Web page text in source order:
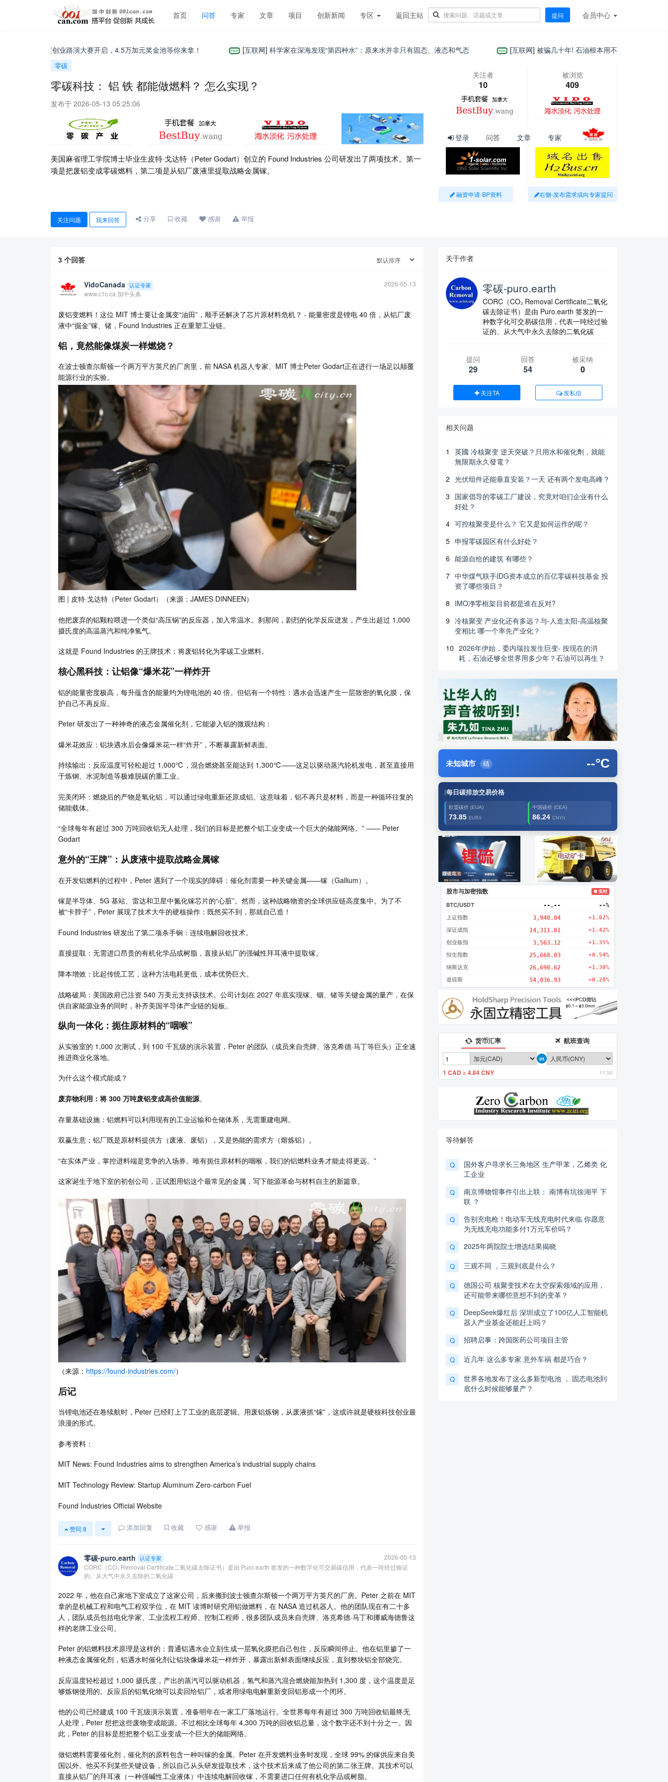
首页 问答 专家 文章 项目 创新新闻 专区 返回主站 提问 会员中心
年度创业路演大赛开启，4.5万加元奖金池等你来拿！ 互联网] 科学家在深海发现“第四种水”：原来水并非只有固态、液态和气态 互联网] 被骗几十年! 石油根本用不完? 原来石油根本不是
零碳
零碳科技： 铝 铁 都能做燃料？ 怎么实现？
发布于 2026-05-13 05:25:06
美国麻省理工学院博士毕业生皮特·戈达特（Peter Godart）创立的 Found Industries 公司研发出了两项技术。第一
项是把废铝变成零碳燃料，第二项是从铝厂废液里提取战略金属镓。
关注者
10
被浏览
409
登录 问答 文章 专家
融资申请-BP资料 右侧-发布需求或向专家提问
关注问题 我来回答 分享 收藏 感谢 举报
3 个回答
VidoCanada 认证专家
2026-05-13
www.c1c.ca 加中头条
废铝变燃料！这位 MIT 博士要让金属变“油田”，顺手还解决了芯片原材料危机？ - 能量密度是锂电 40 倍，从铝厂废
液中“掘金”镓、锗，Found Industries 正在重塑工业链。
铝，竟然能像煤炭一样燃烧？
在波士顿查尔斯顿一个两万平方英尺的厂房里，前 NASA 机器人专家、MIT 博士Peter Godart正在进行一场足以颠覆
能源行业的实验。
图 | 皮特·戈达特（Peter Godart）（来源：JAMES DINNEEN）
他把废弃的铝颗粒喂进一个类似“高压锅”的反应器，加入常温水。刹那间，剧烈的化学反应迸发，产生出超过 1,000
摄氏度的高温蒸汽和纯净氢气。
这就是 Found Industries 的王牌技术：将废铝转化为零碳工业燃料。
核心黑科技：让铝像“爆米花”一样炸开
铝的能量密度极高，每升蕴含的能量约为锂电池的 40 倍。但铝有一个特性：遇水会迅速产生一层致密的氧化膜，保
护自己不再反应。
Peter 研发出了一种神奇的液态金属催化剂，它能渗入铝的微观结构：
爆米花效应：铝块遇水后会像爆米花一样“炸开”，不断暴露新鲜表面。
持续输出：反应温度可轻松超过 1,000℃，混合燃烧甚至能达到 1,300℃——这足以驱动蒸汽轮机发电，甚至直接用
于炼钢、水泥制造等极难脱碳的重工业。
完美闭环：燃烧后的产物是氧化铝，可以通过绿电重新还原成铝。这意味着，铝不再只是材料，而是一种循环往复的
储能载体。
“全球每年有超过 300 万吨回收铝无人处理，我们的目标是把整个铝工业变成一个巨大的储能网络。” —— Peter
Godart
意外的“王牌”：从废液中提取战略金属镓
在开发铝燃料的过程中，Peter 遇到了一个现实的障碍：催化剂需要一种关键金属——镓（Gallium）。
镓是半导体、5G 基站、雷达和卫星中氮化镓芯片的“心脏”。然而，这种战略物资的全球供应链高度集中。为了不
被“卡脖子”，Peter 展现了技术大牛的硬核操作：既然买不到，那就自己造！
Found Industries 研发出了第二项杀手锏：连续电解回收技术。
直接提取：无需进口昂贵的有机化学品或树脂，直接从铝厂的强碱性拜耳液中提取镓。
降本增效：比起传统工艺，这种方法电耗更低，成本优势巨大。
战略破局：美国政府已注资 540 万美元支持该技术。公司计划在 2027 年底实现镓、铟、锗等关键金属的量产，在保
供自家能源业务的同时，补齐美国半导体产业链的短板。
纵向一体化：扼住原材料的“咽喉”
从实验室的 1,000 次测试，到 100 千瓦级的演示装置，Peter 的团队（成员来自壳牌、洛克希德·马丁等巨头）正全速
推进商业化落地。
为什么这个模式能成？
废弃物利用：将 300 万吨废铝变成高价值能源。
存量基础设施：铝燃料可以利用现有的工业运输和仓储体系，无需重建电网。
双赢生意：铝厂既是原材料提供方（废液、废铝），又是热能的需求方（熔炼铝）。
“在实体产业，掌控进料端是竞争的入场券。唯有扼住原材料的咽喉，我们的铝燃料业务才能走得更远。”
这家诞生于地下室的初创公司，正试图用铝这个最常见的金属，写下能源革命与材料自主的新篇章。
（来源： https://found-industries.com/）
后记
当锂电池还在卷续航时，Peter 已经盯上了工业的底层逻辑。用废铝炼钢，从废液抓“镓”，这或许就是硬核科技创业最
浪漫的形式。
参考资料：
MIT News: Found Industries aims to strengthen America’s industrial supply chains
MIT Technology Review: Startup Aluminum Zero-carbon Fuel
Found Industries Official Website
赞同 8 添加回复 收藏 感谢 举报
零碳-puro.earth 认证专家
2026-05-13
CORC（CO₂ Removal Certificate二氧化碳去除证书）是由 Puro.earth 签发的一种数字化可交易碳信用，代表一吨经过验证
的、从大气中永久去除的二氧化碳
2022 年，他在自己家地下室成立了这家公司，后来搬到波士顿查尔斯顿一个两万平方英尺的厂房。Peter 之前在 MIT
拿的是机械工程和电气工程双学位，在 MIT 读博时研究用铝做燃料，在 NASA 造过机器人。他的团队现在有二十多
人，团队成员包括电化学家、工业流程工程师、控制工程师，很多团队成员来自壳牌、洛克希德·马丁和挪威海德鲁这
样的老牌工业公司。
Peter 的铝燃料技术原理是这样的：普通铝遇水会立刻生成一层氧化膜把自己包住，反应瞬间停止。他在铝里掺了一
种液态金属催化剂，铝遇水时催化剂让铝块像爆米花一样炸开，暴露出新鲜表面继续反应，直到整块铝全部烧完。
反应温度轻松超过 1,000 摄氏度，产出的蒸汽可以驱动机器，氢气和蒸汽混合燃烧能加热到 1,300 度，这个温度是足
够炼钢使用的。反应后的铝氧化物可以卖回给铝厂，或者用绿电电解重新变回铝形成一个闭环。
他的公司已经建成 100 千瓦级演示装置，准备明年在一家工厂落地运行。全世界每年有超过 300 万吨回收铝最终无
人处理，Peter 想把这些废物变成能源。不过相比全球每年 4,300 万吨的回收铝总量，这个数字还不到十分之一。因
此，Peter 的目标是想把整个铝工业变成一个巨大的储能网络。
做铝燃料需要催化剂，催化剂的原料包含一种叫镓的金属。Peter 在开发燃料业务时发现，全球 99% 的镓供应来自美
国以外。他买不到某些关键设备，所以自己从头研发提取技术，这个技术后来成了他公司的第二张王牌。其技术可以
直接从铝厂的拜耳液（一种强碱性工业液体）中连续电解回收镓，不需要进口任何有机化学品或树脂。
关于作者
零碳-puro.earth
CORC（CO₂ Removal Certificate二氧化
碳去除证书）是由 Puro.earth 签发的一
种数字化可交易碳信用，代表一吨经过验
证的、从大气中永久去除的二氧化碳
提问
29
回答
54
被采纳
0
关注TA 发私信
相关问题
1
英國 冷核聚变 逆天突破？只用水和催化劑，就能
無限期永久發電？
2 光伏组件还能垂直安装？一天 还有两个发电高峰？
3 国家倡导的零碳工厂建设，究竟对咱们企业有什么
好处？
4 可控核聚变是什么？ 它又是如何运作的呢？
5 申报零碳园区有什么好处？
6 能源自给的建筑 有哪些？
7 中华煤气联手IDG资本成立的百亿零碳科技基金 投
资了哪些项目？
8 IMO净零框架目前都是谁在反对?
9 冷核聚变 产业化还有多远？与-人造太阳-高温核聚
变相比 哪一个率先产业化？
10 2026年伊始，委内瑞拉发生巨变- 按现在的消
耗，石油还够全世界用多少年？石油可以再生？
未知城市 晴 --°C
每日碳排放交易价格
欧盟碳价 (EUA)
73.85 EUR/t
中国碳价 (CEA)
86.24 CNY/t
广告2 创新
股市与加密指数 ● 实时
BTC/USDT --.-- --%
上证指数 3,940.04 +1.02%
深证成指 14,311.01 +1.42%
创业板指 3,563.12 +1.35%
恒生指数 25,668.03 +0.54%
纳斯达克 26,690.62 +1.30%
道琼斯 54,036.93 +0.28%
货币汇率 航班查询
1 CAD = 4.84 CNY 11:55
等待解答
Q
国外客户寻求长三角地区 生产甲苯，乙烯类 化
工企业
Q
南京博物馆事件引出上联： 南博有坑徐湖平 下
联 ？
Q
告别充电枪！电动车无线充电时代来临 你愿意
为无线充电功能多付1万元车价吗？
Q 2025年两院院士增选结果揭晓
Q 三观不同 ，三观到底是什么？
Q
德国公司 核聚变技术在太空探索领域的应用，
还可能带来哪些意想不到的变革？
Q
DeepSeek爆红后 深圳成立了100亿人工智能机
器人产业基金还能赶上吗？
Q 招聘启事：跨国医药公司项目主管
Q 近几年 这么多专家 意外车祸 都是巧合？
Q
世界各地发布了这么多新型电池 ， 固态电池到
底什么时候能够量产？